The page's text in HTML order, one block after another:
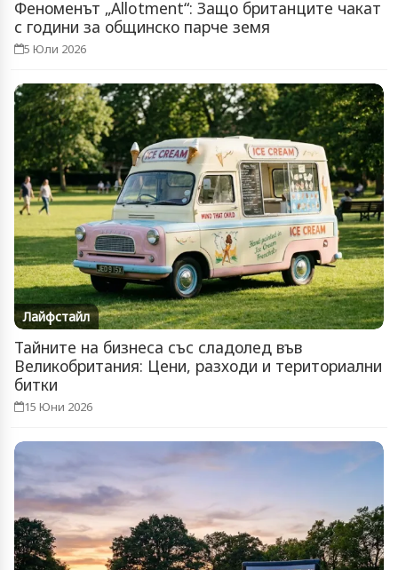
Феноменът „Allotment“: Защо британците чакат
с години за общинско парче земя
5 Юли 2026
Лайфстайл
Тайните на бизнеса със сладолед във
Великобритания: Цени, разходи и териториални
битки
15 Юни 2026